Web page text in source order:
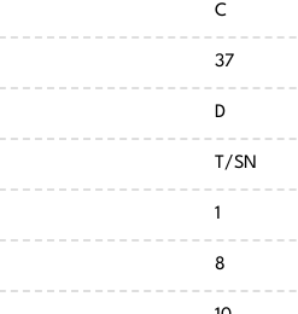
C
37
D
T/SN
1
8